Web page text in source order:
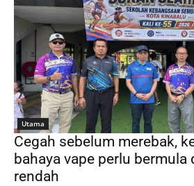
Utama
Cegah sebelum merebak,
bahaya vape perlu bermula
rendah